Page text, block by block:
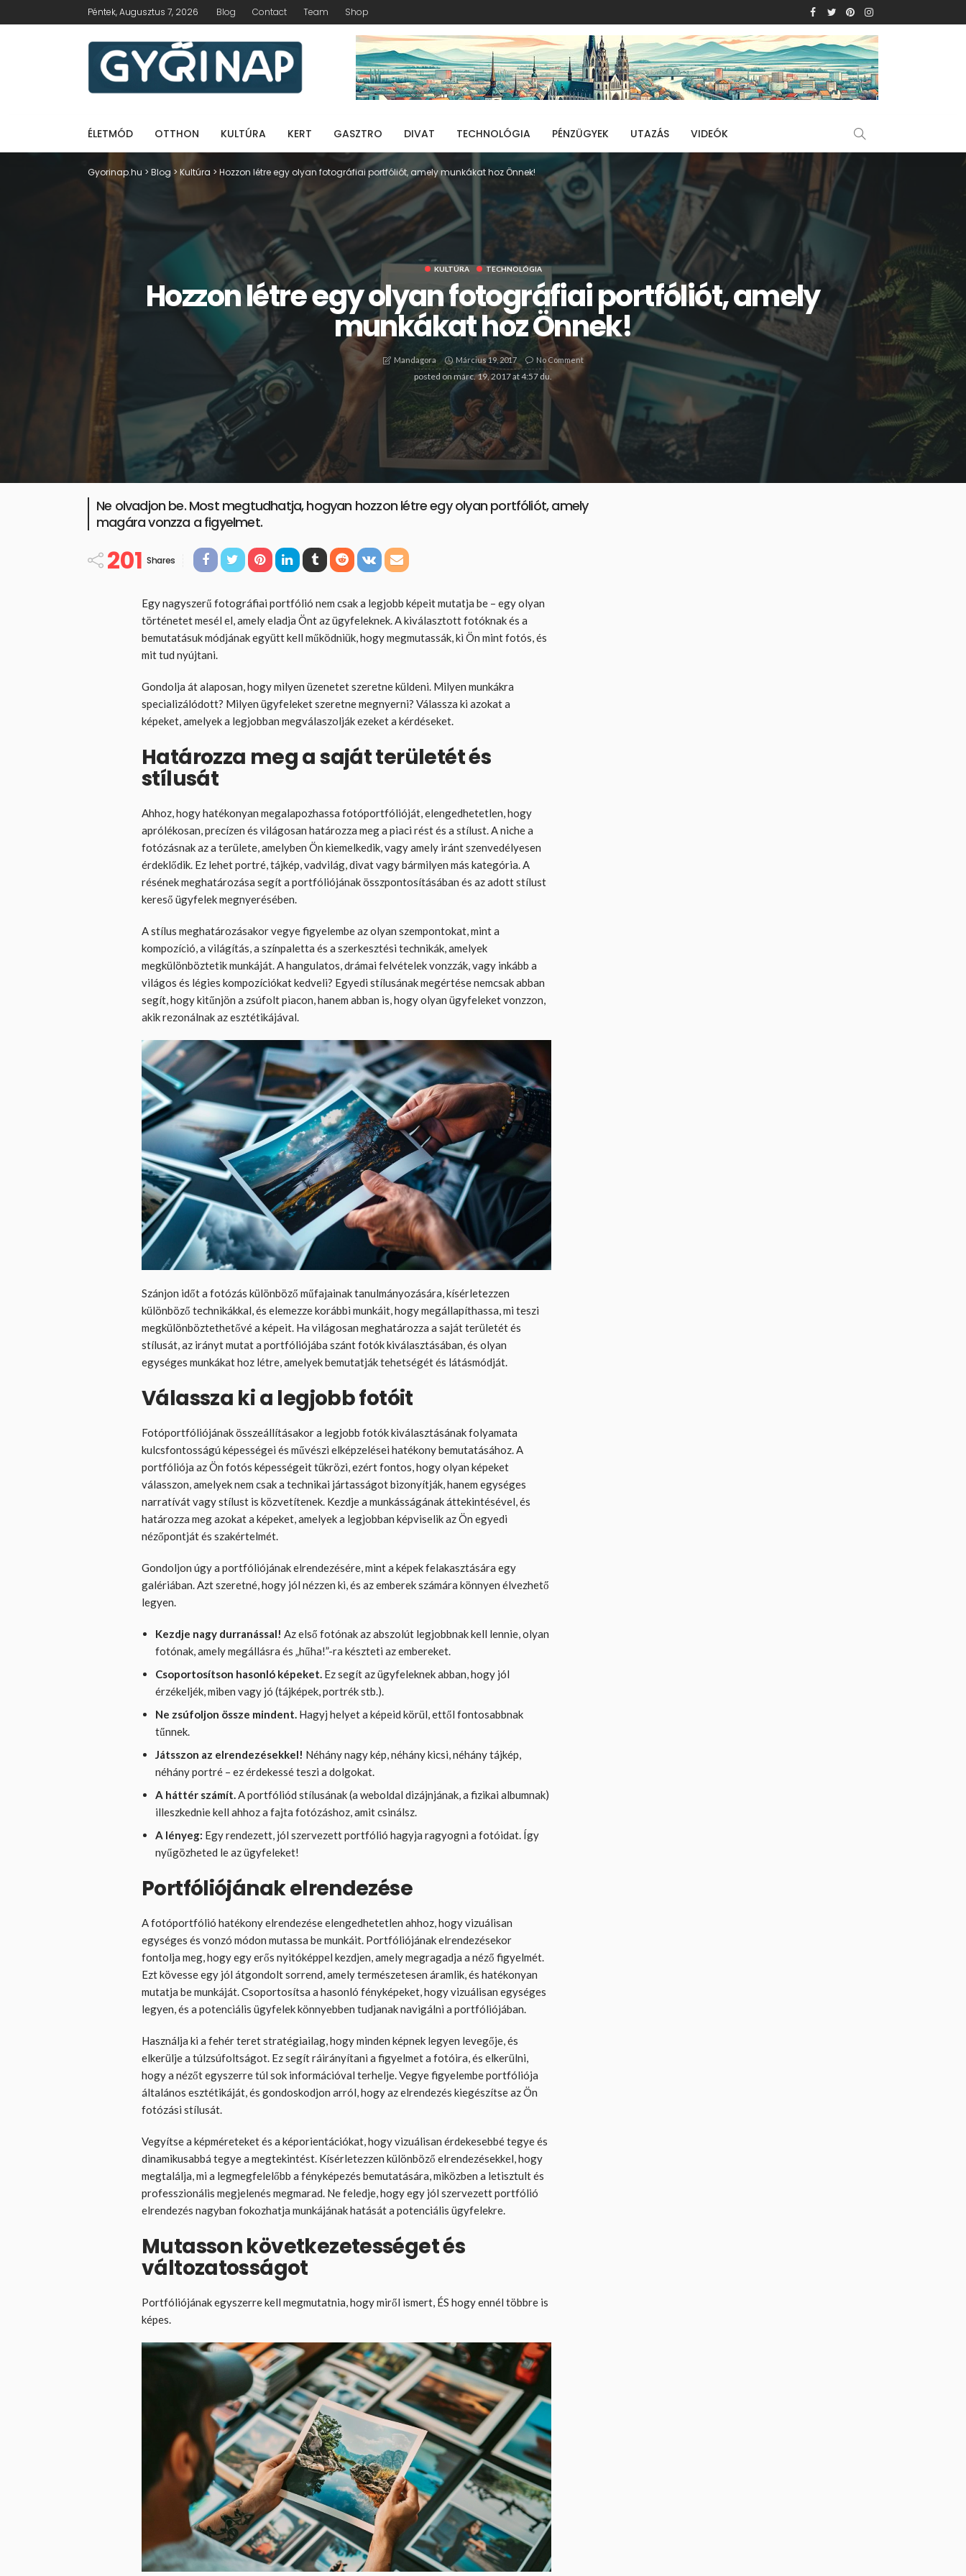
Péntek, Augusztus 7, 2026 Blog Contact Team Shop
ÉLETMÓD OTTHON KULTÚRA KERT GASZTRO DIVAT TECHNOLÓGIA PÉNZÜGYEK UTAZÁS VIDEÓK
Gyorinap.hu > Blog > Kultúra >Hozzon létre egy olyan fotográfiai portfóliót, amely munkákat hoz Önnek!
KULTÚRA TECHNOLÓGIA
Hozzon létre egy olyan fotográfiai portfóliót, amely
munkákat hoz Önnek!
Mandagora Március 19, 2017 No Comment
posted on márc. 19, 2017 at 4:57 du.
Ne olvadjon be. Most megtudhatja, hogyan hozzon létre egy olyan portfóliót, amely
magára vonzza a figyelmet.
201 Shares
Egy nagyszerű fotográfiai portfólió nem csak a legjobb képeit mutatja be – egy olyan
történetet mesél el, amely eladja Önt az ügyfeleknek. A kiválasztott fotóknak és a
bemutatásuk módjának együtt kell működniük, hogy megmutassák, ki Ön mint fotós, és
mit tud nyújtani.
Gondolja át alaposan, hogy milyen üzenetet szeretne küldeni. Milyen munkákra
specializálódott? Milyen ügyfeleket szeretne megnyerni? Válassza ki azokat a
képeket, amelyek a legjobban megválaszolják ezeket a kérdéseket.
Határozza meg a saját területét és
stílusát
Ahhoz, hogy hatékonyan megalapozhassa fotóportfólióját, elengedhetetlen, hogy
aprólékosan, precízen és világosan határozza meg a piaci rést és a stílust. A niche a
fotózásnak az a területe, amelyben Ön kiemelkedik, vagy amely iránt szenvedélyesen
érdeklődik. Ez lehet portré, tájkép, vadvilág, divat vagy bármilyen más kategória. A
résének meghatározása segít a portfóliójának összpontosításában és az adott stílust
kereső ügyfelek megnyerésében.
A stílus meghatározásakor vegye figyelembe az olyan szempontokat, mint a
kompozíció, a világítás, a színpaletta és a szerkesztési technikák, amelyek
megkülönböztetik munkáját. A hangulatos, drámai felvételek vonzzák, vagy inkább a
világos és légies kompozíciókat kedveli? Egyedi stílusának megértése nemcsak abban
segít, hogy kitűnjön a zsúfolt piacon, hanem abban is, hogy olyan ügyfeleket vonzzon,
akik rezonálnak az esztétikájával.
Szánjon időt a fotózás különböző műfajainak tanulmányozására, kísérletezzen
különböző technikákkal, és elemezze korábbi munkáit, hogy megállapíthassa, mi teszi
megkülönböztethetővé a képeit. Ha világosan meghatározza a saját területét és
stílusát, az irányt mutat a portfóliójába szánt fotók kiválasztásában, és olyan
egységes munkákat hoz létre, amelyek bemutatják tehetségét és látásmódját.
Válassza ki a legjobb fotóit
Fotóportfóliójának összeállításakor a legjobb fotók kiválasztásának folyamata
kulcsfontosságú képességei és művészi elképzelései hatékony bemutatásához. A
portfóliója az Ön fotós képességeit tükrözi, ezért fontos, hogy olyan képeket
válasszon, amelyek nem csak a technikai jártasságot bizonyítják, hanem egységes
narratívát vagy stílust is közvetítenek. Kezdje a munkásságának áttekintésével, és
határozza meg azokat a képeket, amelyek a legjobban képviselik az Ön egyedi
nézőpontját és szakértelmét.
Gondoljon úgy a portfóliójának elrendezésére, mint a képek felakasztására egy
galériában. Azt szeretné, hogy jól nézzen ki, és az emberek számára könnyen élvezhető
legyen.
Kezdje nagy durranással! Az első fotónak az abszolút legjobbnak kell lennie, olyan
fotónak, amely megállásra és „hűha!”-ra készteti az embereket.
Csoportosítson hasonló képeket. Ez segít az ügyfeleknek abban, hogy jól
érzékeljék, miben vagy jó (tájképek, portrék stb.).
Ne zsúfoljon össze mindent.Hagyj helyet a képeid körül, ettől fontosabbnak
tűnnek.
Játsszon az elrendezésekkel! Néhány nagy kép, néhány kicsi, néhány tájkép,
néhány portré – ez érdekessé teszi a dolgokat.
A háttér számít.A portfóliód stílusának (a weboldal dizájnjának, a fizikai albumnak)
illeszkednie kell ahhoz a fajta fotózáshoz, amit csinálsz.
A lényeg: Egy rendezett, jól szervezett portfólió hagyja ragyogni a fotóidat. Így
nyűgözheted le az ügyfeleket!
Portfóliójának elrendezése
A fotóportfólió hatékony elrendezése elengedhetetlen ahhoz, hogy vizuálisan
egységes és vonzó módon mutassa be munkáit. Portfóliójának elrendezésekor
fontolja meg, hogy egy erős nyitóképpel kezdjen, amely megragadja a néző figyelmét.
Ezt kövesse egy jól átgondolt sorrend, amely természetesen áramlik, és hatékonyan
mutatja be munkáját. Csoportosítsa a hasonló fényképeket, hogy vizuálisan egységes
legyen, és a potenciális ügyfelek könnyebben tudjanak navigálni a portfóliójában.
Használja ki a fehér teret stratégiailag, hogy minden képnek legyen levegője, és
elkerülje a túlzsúfoltságot. Ez segít ráirányítani a figyelmet a fotóira, és elkerülni,
hogy a nézőt egyszerre túl sok információval terhelje. Vegye figyelembe portfóliója
általános esztétikáját, és gondoskodjon arról, hogy az elrendezés kiegészítse az Ön
fotózási stílusát.
Vegyítse a képméreteket és a képorientációkat, hogy vizuálisan érdekesebbé tegye és
dinamikusabbá tegye a megtekintést. Kísérletezzen különböző elrendezésekkel, hogy
megtalálja, mi a legmegfelelőbb a fényképezés bemutatására, miközben a letisztult és
professzionális megjelenés megmarad. Ne feledje, hogy egy jól szervezett portfólió
elrendezés nagyban fokozhatja munkájának hatását a potenciális ügyfelekre.
Mutasson következetességet és
változatosságot
Portfóliójának egyszerre kell megmutatnia, hogy miről ismert, ÉS hogy ennél többre is
képes.